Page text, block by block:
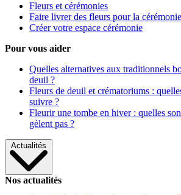
Fleurs et cérémonies
Faire livrer des fleurs pour la cérémonie
Créer votre espace cérémonie
Pour vous aider
Quelles alternatives aux traditionnels
deuil ?
Fleurs de deuil et crématoriums :
suivre ?
Fleurir une tombe en hiver : quelles
gèlent pas ?
Actualités
Nos actualités